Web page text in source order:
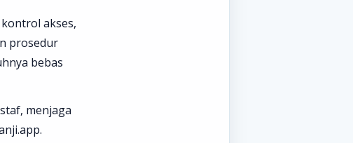
akses,
prosedur
bebas
menjaga